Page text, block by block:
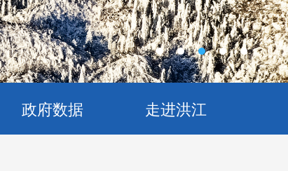
政府数据 走进洪江